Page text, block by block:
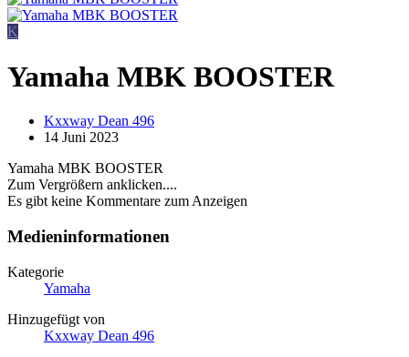
K
Yamaha MBK BOOSTER
Kxxway Dean 496
14 Juni 2023
Yamaha MBK BOOSTER
Zum Vergrößern anklicken....
Es gibt keine Kommentare zum Anzeigen
Medieninformationen
Kategorie
Yamaha
Hinzugefügt von
Kxxway Dean 496